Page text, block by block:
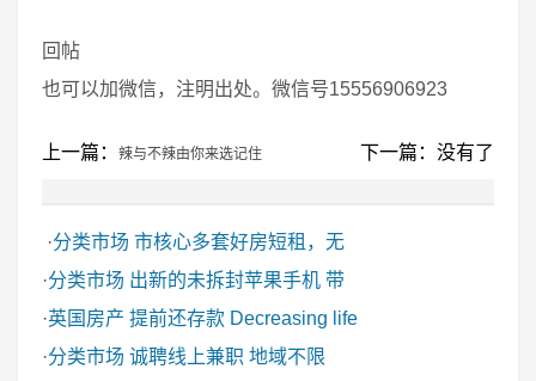
回帖
也可以加微信，注明出处。微信号15556906923
上一篇： 辣与不辣由你来选记住 下一篇：没有了
·分类市场 市核心多套好房短租，无
·分类市场 出新的未拆封苹果手机 带
·英国房产 提前还存款 Decreasing life
·分类市场 诚聘线上兼职 地域不限